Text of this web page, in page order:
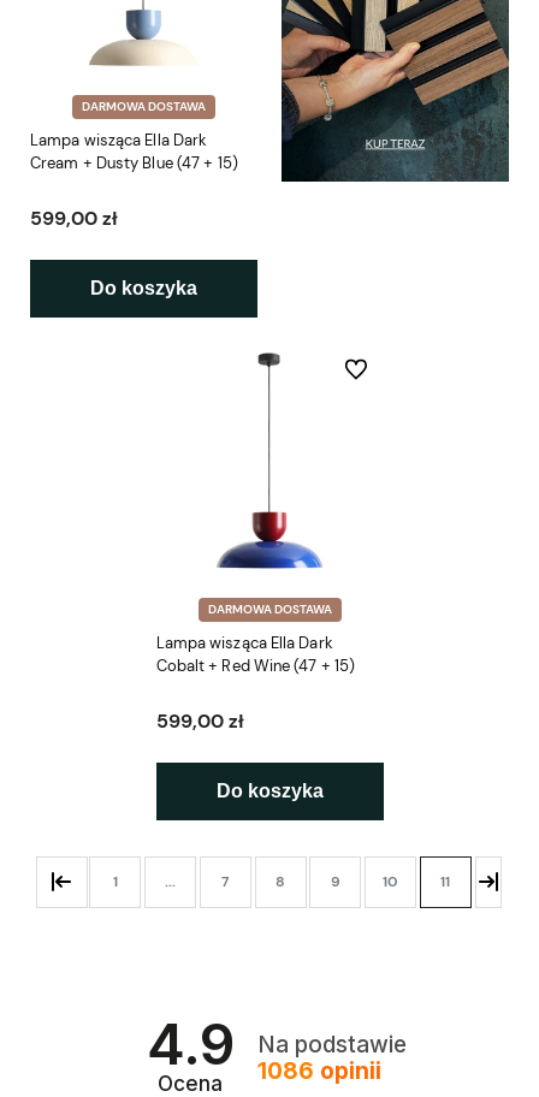
DARMOWA DOSTAWA
Lampa wisząca Ella Dark
Cream + Dusty Blue (47 + 15)
599,00 zł
Do koszyka
DARMOWA DOSTAWA
Lampa wisząca Ella Dark
Cobalt + Red Wine (47 + 15)
599,00 zł
Do koszyka
Do ulubionych
1 ... 7 8 9 10 11
4.9
Ocena
Na podstawie
1086 opinii